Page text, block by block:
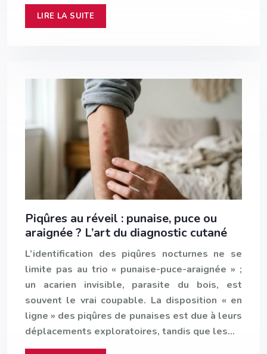
LIRE LA SUITE
Piqûres au réveil : punaise, puce ou
araignée ? L’art du diagnostic cutané
L’identification des piqûres nocturnes ne se
limite pas au trio « punaise-puce-araignée » ;
un acarien invisible, parasite du bois, est
souvent le vrai coupable. La disposition « en
ligne » des piqûres de punaises est due à leurs
déplacements exploratoires, tandis que les…